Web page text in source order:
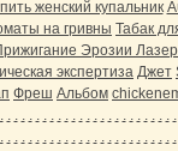
женский купальник
на гривны Табак
Эрозии
экспертиза Джет
Фреш Альбом
. . . . . . . . . . . . . . . . . . . . . . . . .
. . . . . . . . . . . . . . . . . . . . . . . . .